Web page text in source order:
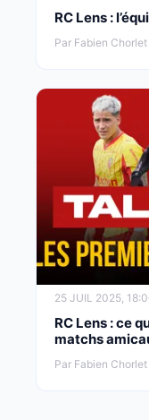
RC Lens :
Par Fabien Chorlet
25 JUIL 2025,
RC Lens : ce
matchs
Par Fabien Chorlet